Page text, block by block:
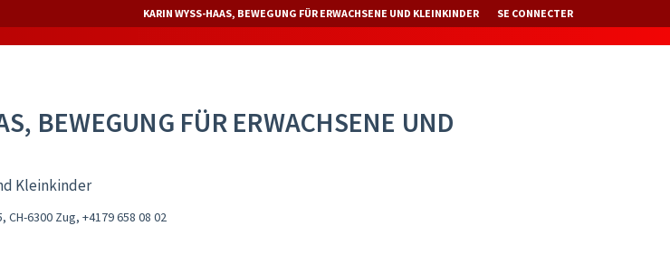
KARIN WYSS-HAAS, BEWEGUNG FÜR ERWACHSENE UND KLEINKINDER SE CONNECTER
BEWEGUNG FÜR ERWACHSENE UND
Kleinkinder
6300 Zug, +4179 658 08 02